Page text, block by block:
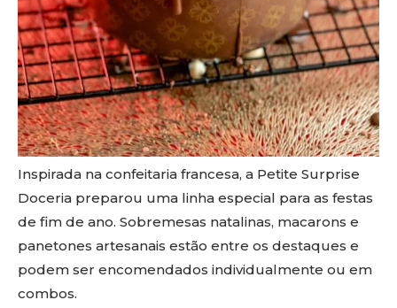
Inspirada na confeitaria francesa, a Petite Surprise
Doceria preparou uma linha especial para as festas
de fim de ano. Sobremesas natalinas, macarons e
panetones artesanais estão entre os destaques e
podem ser encomendados individualmente ou em
combos.